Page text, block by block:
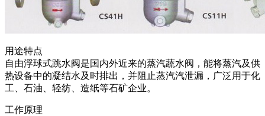
用途特点
自由浮球式跳水阀是国内外近来的蒸汽蔬水阀，能将蒸汽及供
热设备中的凝结水及时排出，并阻止蒸汽汽泄漏，广泛用于化
工、石油、轻纺、造纸等石矿企业。
工作原理